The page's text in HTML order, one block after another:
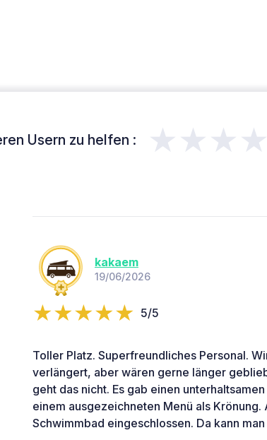
Usern zu helfen :
kakaem
19/06/2026
5/5
Toller Platz. Superfreundliches Personal.
verlängert, aber wären gerne länger
geht das nicht. Es gab einen
einem ausgezeichneten Menü als Krönung.
Schwimmbad eingeschlossen. Da kann